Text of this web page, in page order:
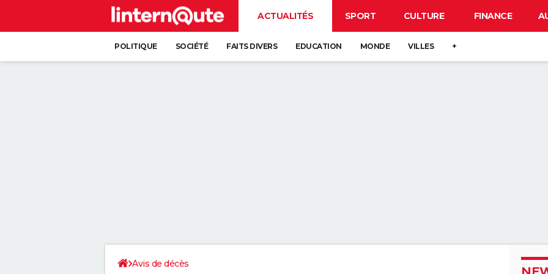
ACTUALITÉS SPORT CULTURE FINANCE
POLITIQUE SOCIÉTÉ FAITS DIVERS EDUCATION MONDE VILLES +
Avis de décès